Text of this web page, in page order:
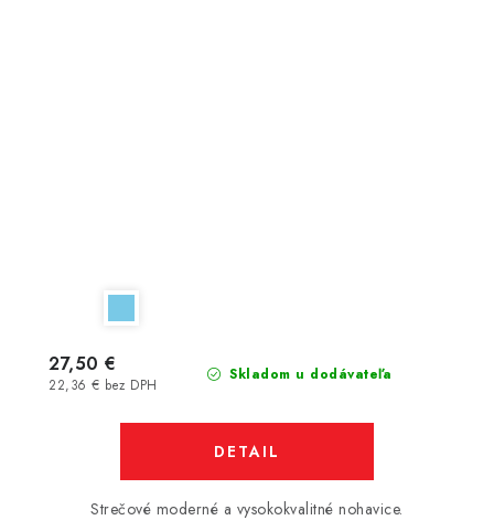
Skladom u dodávateľa
22,36 € bez DPH
27,50 €
DETAIL
Strečové moderné a vysokokvalitné nohavice.